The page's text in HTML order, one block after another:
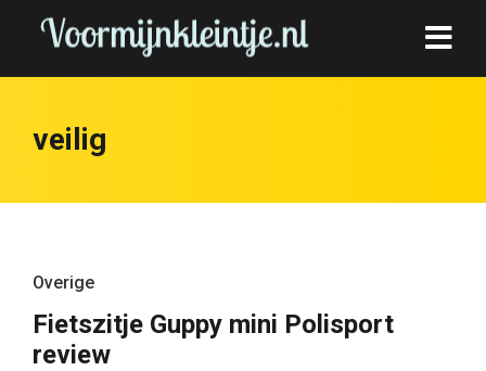
veilig
Overige
Fietszitje Guppy mini Polisport
review